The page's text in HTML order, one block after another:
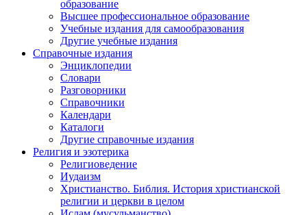
образование
Высшее профессиональное образование
Учебные издания для самообразования
Другие учебные издания
Справочные издания
Энциклопедии
Словари
Разговорники
Справочники
Календари
Каталоги
Другие справочные издания
Религия и эзотерика
Религиоведение
Иудаизм
Христианство. Библия. История христианской
религии и церкви в целом